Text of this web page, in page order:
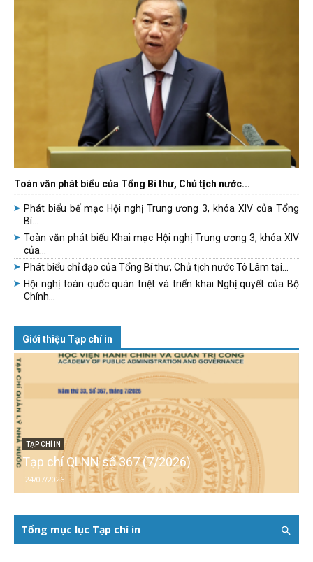
Toàn văn phát biểu của Tổng Bí thư, Chủ tịch nước...
Phát biểu bế mạc Hội nghị Trung ương 3, khóa XIV của Tổng
Bí...
Toàn văn phát biểu Khai mạc Hội nghị Trung ương 3, khóa XIV
của...
Phát biểu chỉ đạo của Tổng Bí thư, Chủ tịch nước Tô Lâm tại...
Hội nghị toàn quốc quán triệt và triển khai Nghị quyết của Bộ
Chính...
Giới thiệu Tạp chí in
TẠP CHÍ IN
Tạp chí QLNN số 367 (7/2026)
24/07/2026
Tổng mục lục Tạp chí in